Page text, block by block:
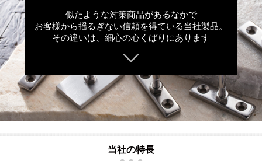
似たような対策商品があるなかで
お客様から揺るぎない信頼を得ている当社製品。
その違いは、細心の心くばりにあります
当社の特長